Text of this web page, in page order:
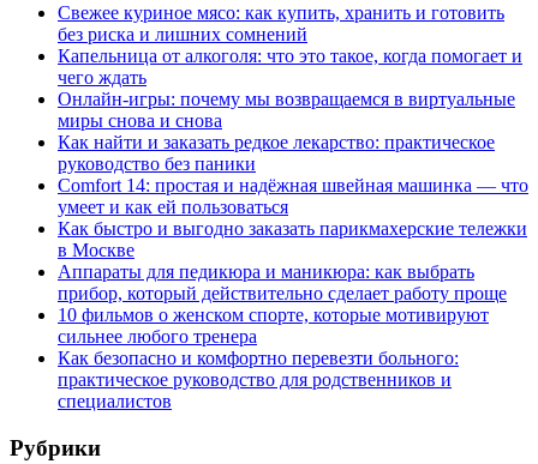
Свежее куриное мясо: как купить, хранить и готовить
без риска и лишних сомнений
Капельница от алкоголя: что это такое, когда помогает и
чего ждать
Онлайн-игры: почему мы возвращаемся в виртуальные
миры снова и снова
Как найти и заказать редкое лекарство: практическое
руководство без паники
Comfort 14: простая и надёжная швейная машинка — что
умеет и как ей пользоваться
Как быстро и выгодно заказать парикмахерские тележки
в Москве
Аппараты для педикюра и маникюра: как выбрать
прибор, который действительно сделает работу проще
10 фильмов о женском спорте, которые мотивируют
сильнее любого тренера
Как безопасно и комфортно перевезти больного:
практическое руководство для родственников и
специалистов
Рубрики